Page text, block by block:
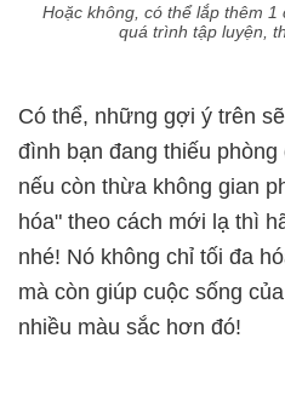
Hoặc không, có thể lắp thêm
quá trình tập luyện,
Có thể, những gợi ý trên
đình bạn đang thiếu
nếu còn thừa không gian
hóa" theo cách mới lạ thì
nhé! Nó không chỉ tối đa
mà còn giúp cuộc sống
nhiều màu sắc hơn đó!